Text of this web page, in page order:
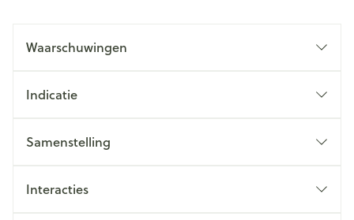
Waarschuwingen
Indicatie
Samenstelling
Interacties